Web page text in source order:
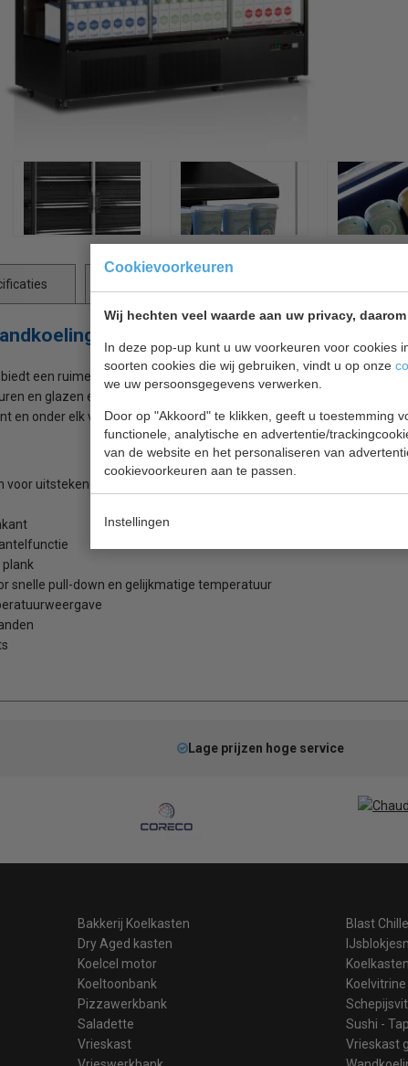
Cookievoorkeuren
Wij hechten veel waarde aan uw privacy,
In deze pop-up kunt u uw voorkeuren voor cookies
soorten cookies die wij gebruiken, vindt u op onze
we uw persoonsgegevens verwerken.
Door op "Akkoord" te klikken, geeft u toestemming
functionele, analytische en advertentie/
van de website en het personaliseren van
cookievoorkeuren aan te passen.
Instellingen
zwart binnen en buiten
een ruime koeloplossing met een laag energieverbruik. Ze
en glazen eindwanden voor optimale productzichtbaarheid.
en onder elk van de diepe legplanken. Een uitstekende keuze voor
voor uitstekende productzichtbaarheid
plank
snelle pull-down en gelijkmatige temperatuur
Lage prijzen hoge service
Bakkerij Koelkasten Blast
Dry Aged kasten
Koelcel motor Koelkasten
Koeltoonbank Koelvitrine
Pizzawerkbank
Saladette Sushi -
Vrieskast Vrieskast